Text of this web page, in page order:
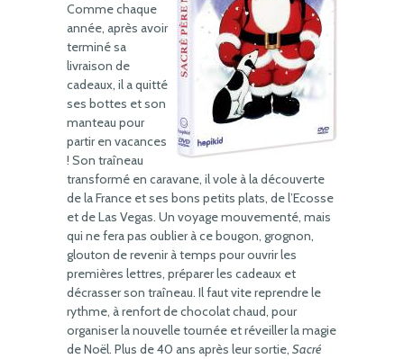
Comme chaque
année, après avoir
terminé sa
livraison de
cadeaux, il a quitté
ses bottes et son
manteau pour
partir en vacances
! Son traîneau
transformé en caravane, il vole à la découverte
de la France et ses bons petits plats, de l’Ecosse
et de Las Vegas. Un voyage mouvementé, mais
qui ne fera pas oublier à ce bougon, grognon,
glouton de revenir à temps pour ouvrir les
premières lettres, préparer les cadeaux et
décrasser son traîneau. Il faut vite reprendre le
rythme, à renfort de chocolat chaud, pour
organiser la nouvelle tournée et réveiller la magie
de Noël. Plus de 40 ans après leur sortie, Sacré